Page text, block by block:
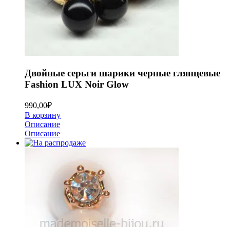
Двойные серьги шарики черные глянцевые
Fashion LUX Noir Glow
990,00₽
В корзину
Описание
Описание